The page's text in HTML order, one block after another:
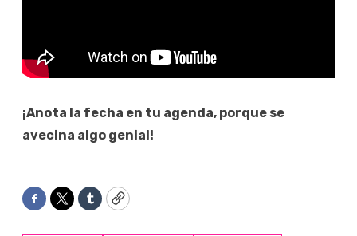
¡Anota la fecha en tu agenda, porque se
avecina algo genial!
Facebook
TwitterTumblrCopy